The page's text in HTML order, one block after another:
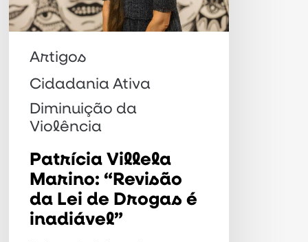
Lei
de
Drogas
Artigos
Cidadania Ativa
Diminuição da
Violência
Patrícia Villela
Marino: “Revisão
da Lei de Drogas é
inadiável”